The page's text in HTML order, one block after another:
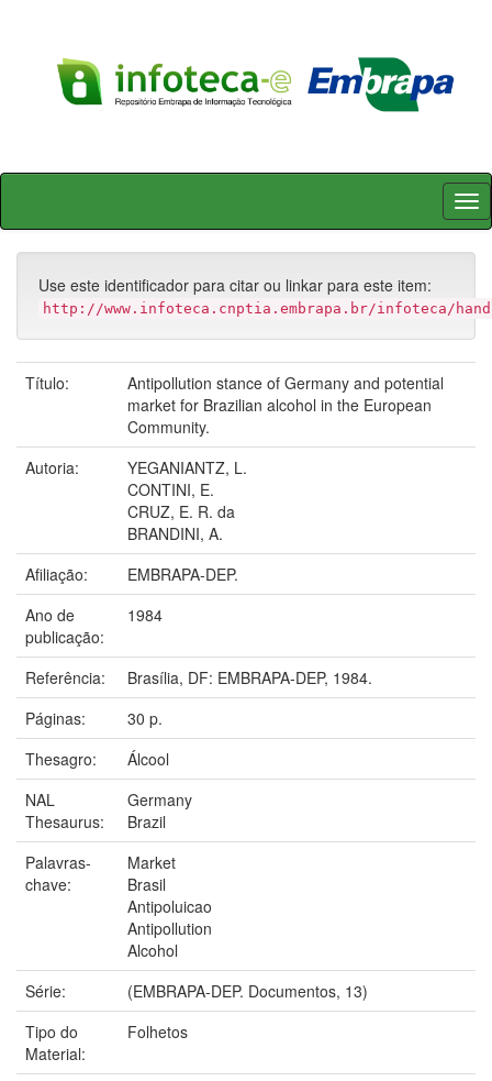
Skip
Use este identificador para citar ou linkar para este item:
http://www.infoteca.cnptia.embrapa.br/infoteca/
Título:
Antipollution stance of Germany and potential
market for Brazilian alcohol in the European
Community.
Autoria:
YEGANIANTZ, L.
CONTINI, E.
CRUZ, E. R. da
BRANDINI, A.
Afiliação:
EMBRAPA-DEP.
Ano de
publicação:
1984
Referência:
Brasília, DF: EMBRAPA-DEP, 1984.
Páginas:
30 p.
Thesagro:
Álcool
NAL
Thesaurus:
Germany
Brazil
Palavras-
chave:
Market
Brasil
Antipoluicao
Antipollution
Alcohol
Série:
(EMBRAPA-DEP. Documentos, 13)
Tipo do
Material:
Folhetos